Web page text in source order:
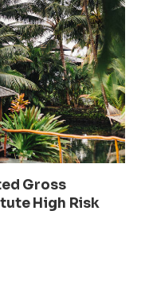
Gross
High Risk